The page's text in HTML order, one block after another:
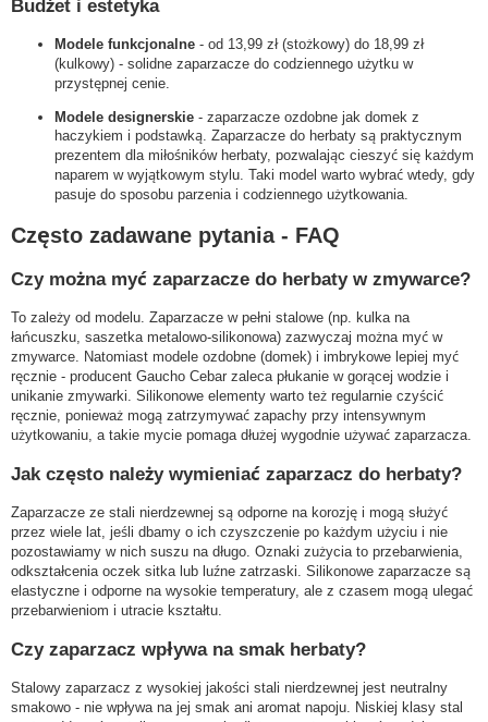
Budżet i estetyka
Modele funkcjonalne - od 13,99 zł (stożkowy) do 18,99 zł
(kulkowy) - solidne zaparzacze do codziennego użytku w
przystępnej cenie.
Modele designerskie - zaparzacze ozdobne jak domek z
haczykiem i podstawką. Zaparzacze do herbaty są praktycznym
prezentem dla miłośników herbaty, pozwalając cieszyć się każdym
naparem w wyjątkowym stylu. Taki model warto wybrać wtedy, gdy
pasuje do sposobu parzenia i codziennego użytkowania.
Często zadawane pytania - FAQ
Czy można myć zaparzacze do herbaty w zmywarce?
To zależy od modelu. Zaparzacze w pełni stalowe (np. kulka na
łańcuszku, saszetka metalowo-silikonowa) zazwyczaj można myć w
zmywarce. Natomiast modele ozdobne (domek) i imbrykowe lepiej myć
ręcznie - producent Gaucho Cebar zaleca płukanie w gorącej wodzie i
unikanie zmywarki. Silikonowe elementy warto też regularnie czyścić
ręcznie, ponieważ mogą zatrzymywać zapachy przy intensywnym
użytkowaniu, a takie mycie pomaga dłużej wygodnie używać zaparzacza.
Jak często należy wymieniać zaparzacz do herbaty?
Zaparzacze ze stali nierdzewnej są odporne na korozję i mogą służyć
przez wiele lat, jeśli dbamy o ich czyszczenie po każdym użyciu i nie
pozostawiamy w nich suszu na długo. Oznaki zużycia to przebarwienia,
odkształcenia oczek sitka lub luźne zatrzaski. Silikonowe zaparzacze są
elastyczne i odporne na wysokie temperatury, ale z czasem mogą ulegać
przebarwieniom i utracie kształtu.
Czy zaparzacz wpływa na smak herbaty?
Stalowy zaparzacz z wysokiej jakości stali nierdzewnej jest neutralny
smakowo - nie wpływa na jej smak ani aromat napoju. Niskiej klasy stal